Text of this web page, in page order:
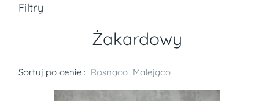
Filtry
Żakardowy
Sortuj po cenie : Rosnąco Malejąco